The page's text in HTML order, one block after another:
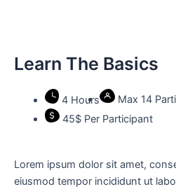
Learn The Basics
4 Hours
Max 14
45$ Per Participant
Lorem ipsum dolor sit amet,
eiusmod tempor incididunt ut